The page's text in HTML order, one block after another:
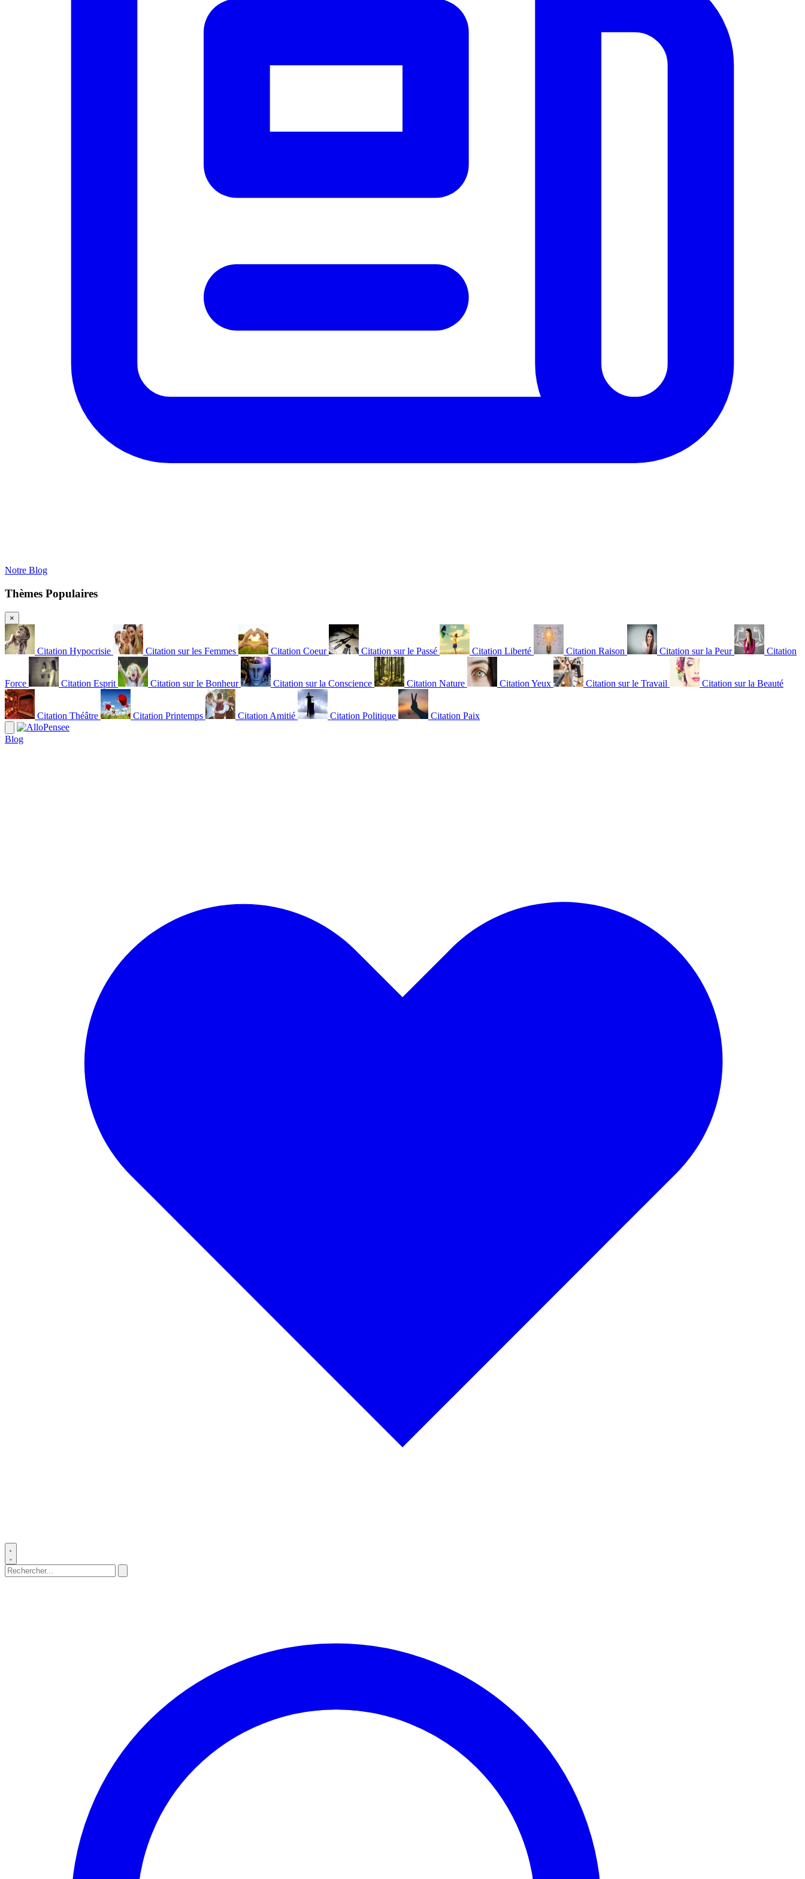
Notre Blog
Thèmes Populaires
×
Citation Hypocrisie Citation sur les Femmes Citation Coeur Citation sur le Passé Citation Liberté Citation Raison Citation sur la Peur Citation
Force Citation Esprit Citation sur le Bonheur Citation sur la Conscience Citation Nature Citation Yeux Citation sur le Travail Citation sur la Beauté
Citation Théâtre Citation Printemps Citation Amitié Citation Politique Citation Paix
Blog